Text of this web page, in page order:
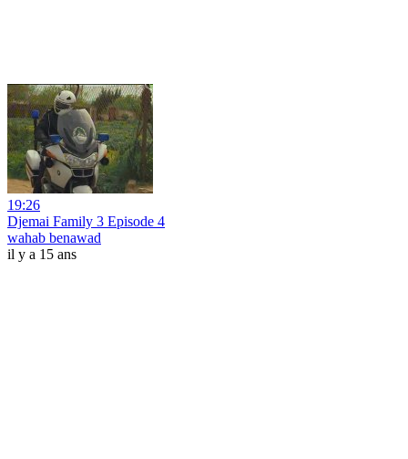
19:26
Djemai Family 3 Episode 4
wahab benawad
il y a 15 ans